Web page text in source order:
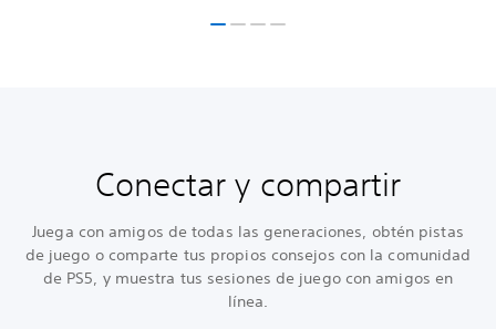
Conectar y compartir
Juega con amigos de todas las generaciones, obtén pistas
de juego o comparte tus propios consejos con la comunidad
de PS5, y muestra tus sesiones de juego con amigos en
línea.